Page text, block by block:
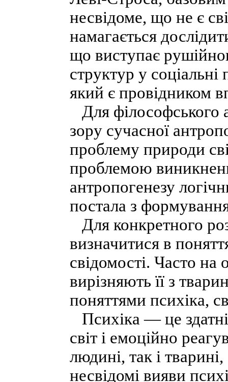
несвідоме, що не є
намагається
що виступає
структур у
який є провідником
Для філософського
зору сучасної
проблему природи
проблемою
антропогенезу
постала з
Для конкретного
визначитися в
свідомості. Часто
вирізняють її з
поняттями психіка,
Психіка — це
світ і емоційно
людині, так і
несвідомі вияви